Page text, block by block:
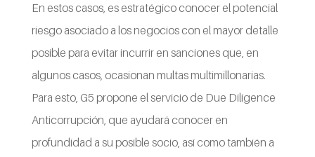
En estos casos, es estratégico conocer el potencial
riesgo asociado a los negocios con el mayor detalle
posible para evitar incurrir en sanciones que, en
algunos casos, ocasionan multas multimillonarias.
Para esto, G5 propone el servicio de Due Diligence
Anticorrupción, que ayudará conocer en
profundidad a su posible socio, así como también a